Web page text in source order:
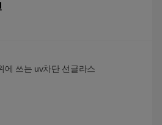
에 쓰는 uv차단 선글라스